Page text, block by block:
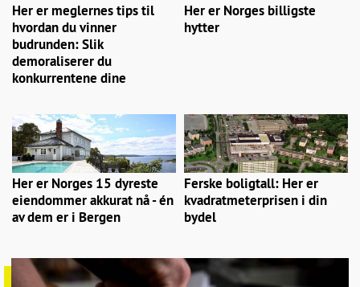
Her er meglernes tips til
hvordan du vinner
budrunden: Slik
demoraliserer du
konkurrentene dine
Her er Norges billigste
hytter
Her er Norges 15 dyreste
eiendommer akkurat nå - én
av dem er i Bergen
Ferske boligtall: Her er
kvadratmeterprisen i din
bydel